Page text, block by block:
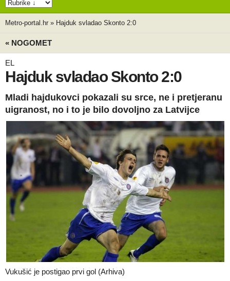
Metro-portal.hr » Hajduk svladao Skonto 2:0
« NOGOMET
EL
Hajduk svladao Skonto 2:0
Mladi hajdukovci pokazali su srce, ne i pretjeranu
uigranost, no i to je bilo dovoljno za Latvijce
Vukušić je postigao prvi gol (Arhiva)